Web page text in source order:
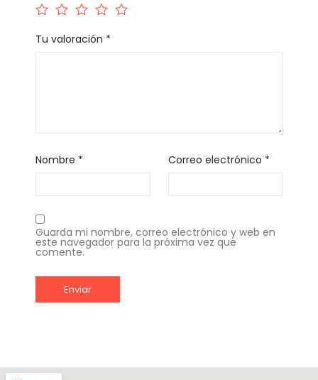
Tu valoración *
Nombre * Correo electrónico *
Guarda mi nombre, correo electrónico y web en
este navegador para la próxima vez que
comente.